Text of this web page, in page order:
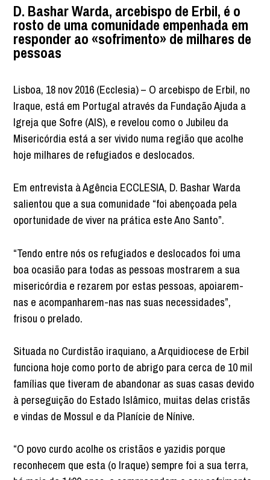
D. Bashar Warda, arcebispo de Erbil, é o
rosto de uma comunidade empenhada em
responder ao «sofrimento» de milhares de
pessoas
Lisboa, 18 nov 2016 (Ecclesia) – O arcebispo de Erbil, no
Iraque, está em Portugal através da Fundação Ajuda a
Igreja que Sofre (AIS), e revelou como o Jubileu da
Misericórdia está a ser vivido numa região que acolhe
hoje milhares de refugiados e deslocados.
Em entrevista à Agência ECCLESIA, D. Bashar Warda
salientou que a sua comunidade “foi abençoada pela
oportunidade de viver na prática este Ano Santo”.
“Tendo entre nós os refugiados e deslocados foi uma
boa ocasião para todas as pessoas mostrarem a sua
misericórdia e rezarem por estas pessoas, apoiarem-
nas e acompanharem-nas nas suas necessidades”,
frisou o prelado.
Situada no Curdistão iraquiano, a Arquidiocese de Erbil
funciona hoje como porto de abrigo para cerca de 10 mil
famílias que tiveram de abandonar as suas casas devido
à perseguição do Estado Islâmico, muitas delas cristãs
e vindas de Mossul e da Planície de Nínive.
“O povo curdo acolhe os cristãos e yazidis porque
reconhecem que esta (o Iraque) sempre foi a sua terra,